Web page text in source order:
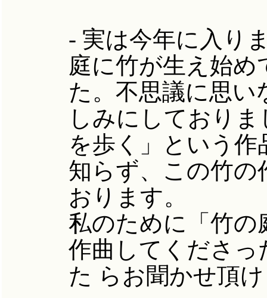
- 実は今年に入り
庭に竹が生え始
た。不思議に思い
しみにしており
を歩く」という
知らず、この竹の
おります。
私のために「竹の
作曲してくださ
た らお聞かせ頂